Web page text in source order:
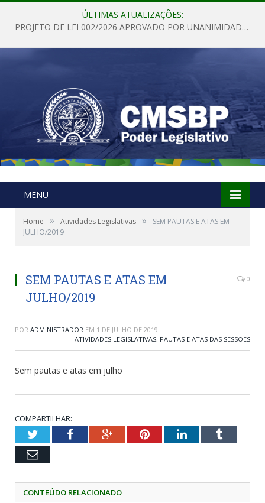
ÚLTIMAS ATUALIZAÇÕES:
PROJETO DE LEI 002/2026 APROVADO POR UNANIMIDADE EM SESSÃO ORDINÁRIA NESTA QUINTA – FEIRA 28 DE MAIO DE 2026
MENU
Home » Atividades Legislativas »
SEM PAUTAS E ATAS EM
JULHO/2019
SEM PAUTAS E ATAS EM
JULHO/2019
0
POR ADMINISTRADOR EM 1 DE JULHO DE 2019
ATIVIDADES LEGISLATIVAS, PAUTAS E ATAS DAS SESSÕES
Sem pautas e atas em julho
COMPARTILHAR:
TwitterFacebookGoogle+PinterestLinkedInTumblr
Email
CONTEÚDO RELACIONADO